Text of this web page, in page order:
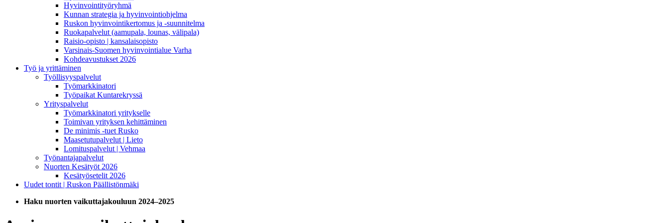
Hyvinvointityöryhmä
Kunnan strategia ja hyvinvointiohjelma
Ruskon hyvinvointikertomus ja -suunnitelma
Ruokapalvelut (aamupala, lounas, välipala)
Raisio-opisto | kansalaisopisto
Varsinais-Suomen hyvinvointialue Varha
Kohdeavustukset 2026
Työ ja yrittäminen
Työllisyyspalvelut
Työmarkkinatori
Työpaikat Kuntarekryssä
Yrityspalvelut
Työmarkkinatori yritykselle
Toimivan yrityksen kehittäminen
De minimis -tuet Rusko
Maasetutupalvelut | Lieto
Lomituspalvelut | Vehmaa
Työnantajapalvelut
Nuorten Kesätyöt 2026
Kesätyösetelit 2026
Uudet tontit | Ruskon Päällistönmäki
Haku nuorten vaikuttajakouluun 2024–2025